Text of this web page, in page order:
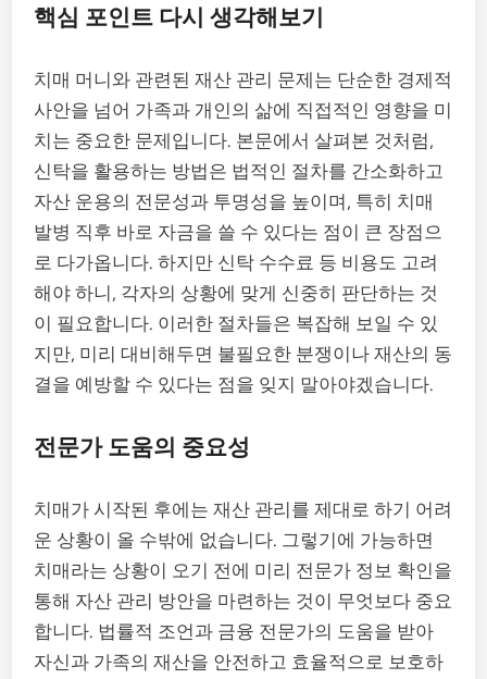
핵심 포인트 다시 생각해보기
치매 머니와 관련된 재산 관리 문제는 단순한 경제적
사안을 넘어 가족과 개인의 삶에 직접적인 영향을 미
치는 중요한 문제입니다. 본문에서 살펴본 것처럼,
신탁을 활용하는 방법은 법적인 절차를 간소화하고
자산 운용의 전문성과 투명성을 높이며, 특히 치매
발병 직후 바로 자금을 쓸 수 있다는 점이 큰 장점으
로 다가옵니다. 하지만 신탁 수수료 등 비용도 고려
해야 하니, 각자의 상황에 맞게 신중히 판단하는 것
이 필요합니다. 이러한 절차들은 복잡해 보일 수 있
지만, 미리 대비해두면 불필요한 분쟁이나 재산의 동
결을 예방할 수 있다는 점을 잊지 말아야겠습니다.
전문가 도움의 중요성
치매가 시작된 후에는 재산 관리를 제대로 하기 어려
운 상황이 올 수밖에 없습니다. 그렇기에 가능하면
치매라는 상황이 오기 전에 미리 전문가 정보 확인을
통해 자산 관리 방안을 마련하는 것이 무엇보다 중요
합니다. 법률적 조언과 금융 전문가의 도움을 받아
자신과 가족의 재산을 안전하고 효율적으로 보호하